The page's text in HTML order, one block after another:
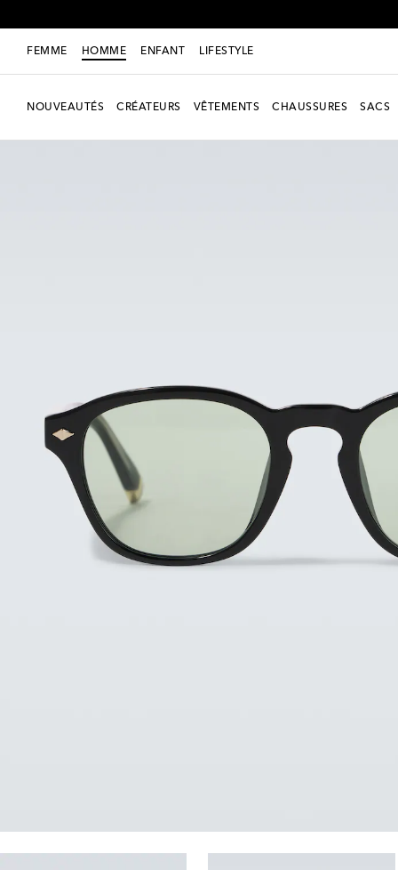
FEMME HOMME ENFANT LIFESTYLE
NOUVEAUTÉS CRÉATEURS VÊTEMENTS CHAUSSURES SACS